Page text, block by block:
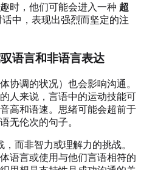
时，他们可能会进入一种 超
中，表现出强烈而坚定的注
语言和非语言表达
协调的状况）也会影响沟通。
人来说，言语中的运动技能可
高和语速。思绪可能会超前于
无伦次的句子。
，而非智力或理解力的挑战。
语言或使用与他们言语相符的